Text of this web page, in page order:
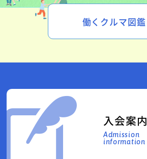
働くクルマ図鑑
入会案内
Admission
information